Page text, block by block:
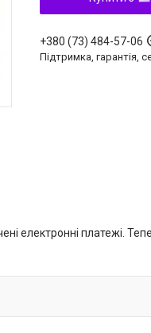
+380 (73) 484-57-06
Підтримка, гарантія,
електронні платежі.